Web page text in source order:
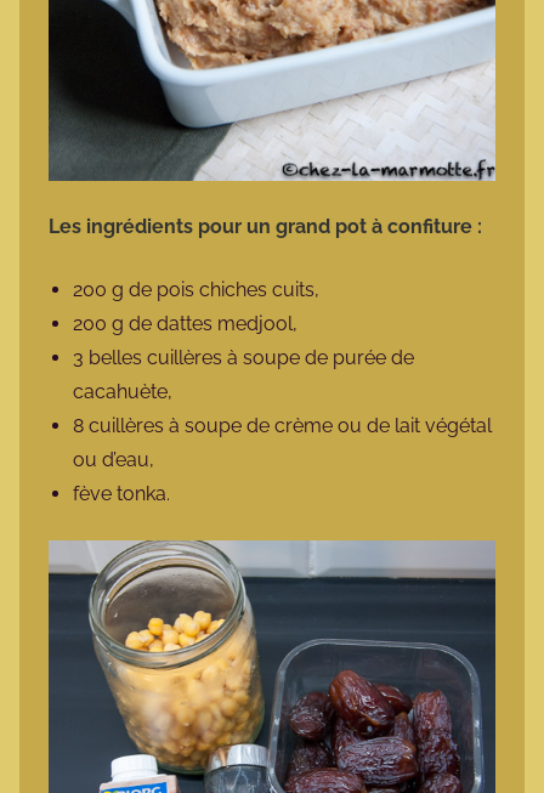
Les ingrédients pour un grand pot à confiture :
200 g de pois chiches cuits,
200 g de dattes medjool,
3 belles cuillères à soupe de purée de
cacahuète,
8 cuillères à soupe de crème ou de lait végétal
ou d’eau,
fève tonka.